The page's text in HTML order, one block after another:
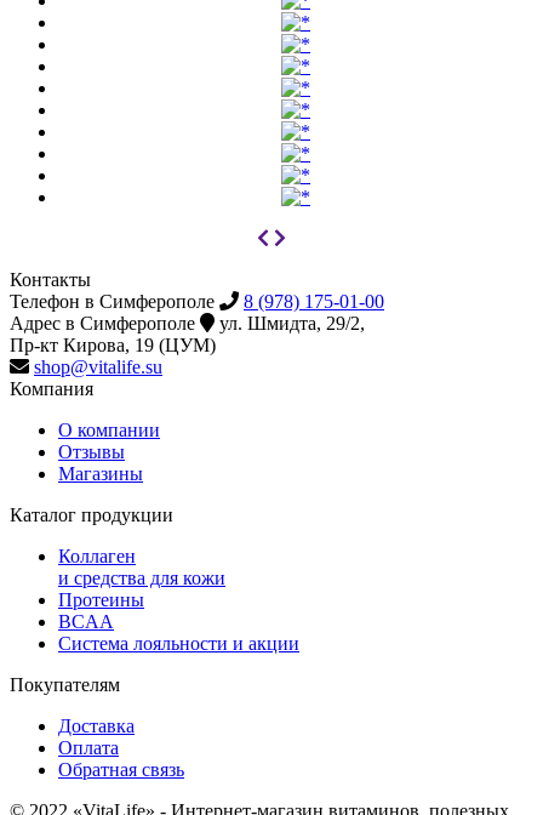
Контакты
Телефон в Симферополе
8 (978) 175-01-00
Адрес в Симферополе
ул. Шмидта, 29/2,
Пр-кт Кирова, 19 (ЦУМ)
shop@vitalife.su
Компания
О компании
Отзывы
Магазины
Каталог продукции
Коллаген
и средства для кожи
Протеины
BCAA
Система лояльности и акции
Покупателям
Доставка
Оплата
Обратная связь
© 2022 «VitaLife» - Интернет-магазин витаминов, полезных